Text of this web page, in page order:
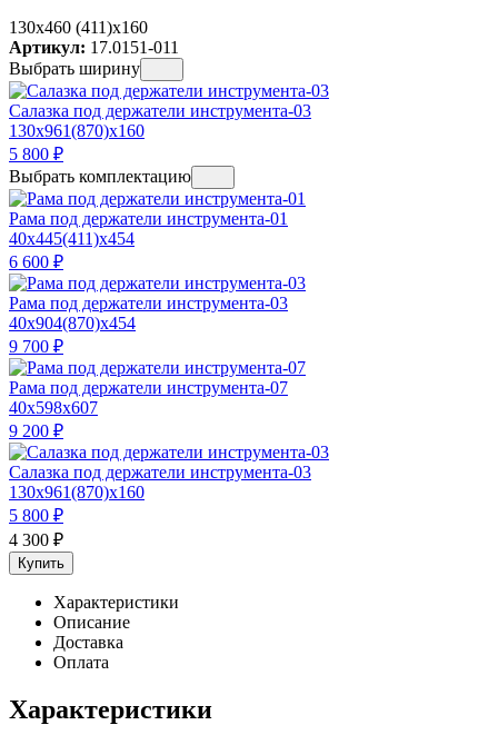
130x460 (411)x160
Артикул: 17.0151-011
Выбрать ширину
Салазка под держатели инструмента-03
130x961(870)x160
5 800 ₽
Выбрать комплектацию
Рама под держатели инструмента-01
40x445(411)x454
6 600 ₽
Рама под держатели инструмента-03
40x904(870)x454
9 700 ₽
Рама под держатели инструмента-07
40x598x607
9 200 ₽
Салазка под держатели инструмента-03
130x961(870)x160
5 800 ₽
4 300 ₽
Купить
Характеристики
Описание
Доставка
Оплата
Характеристики